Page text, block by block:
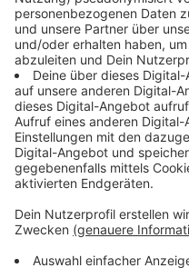
vor allem bei jungen
Impftermine stehen
Veröffentlicht:Samstag,
Anzeige
Anzeige